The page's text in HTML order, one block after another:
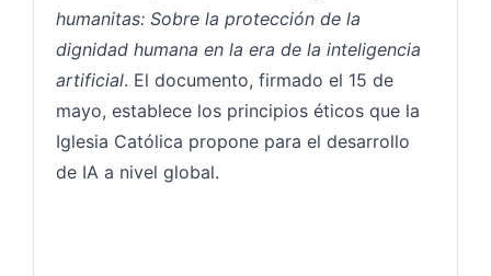
humanitas: Sobre la protección de la
dignidad humana en la era de la inteligencia
artificial. El documento, firmado el 15 de
mayo, establece los principios éticos que la
Iglesia Católica propone para el desarrollo
de IA a nivel global.